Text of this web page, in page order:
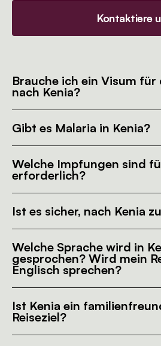
Kontaktiere
Brauche ich ein Visum für
nach Kenia?
Gibt es Malaria in Kenia?
Welche Impfungen sind
erforderlich?
Ist es sicher, nach Kenia
Welche Sprache wird in
gesprochen? Wird mein
Englisch sprechen?
Ist Kenia ein
Reiseziel?